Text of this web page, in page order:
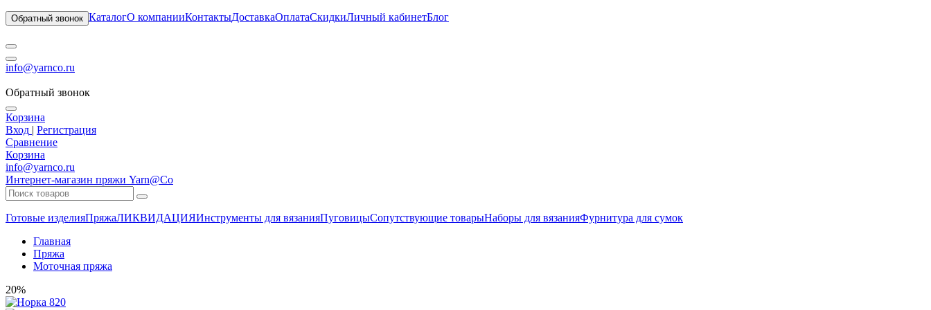
Обратный звонок КаталогО компанииКонтактыДоставкаОплатаСкидкиЛичный кабинетБлог
info@yarnco.ru
Обратный звонок
Корзина
Вход | Регистрация
Сравнение
Корзина
info@yarnco.ru
Интернет-магазин пряжи Yarn@Co
Готовые изделияПряжаЛИКВИДАЦИЯИнструменты для вязанияПуговицыСопутствующие товарыНаборы для вязанияФурнитура для сумок
Главная
Пряжа
Моточная пряжа
20%